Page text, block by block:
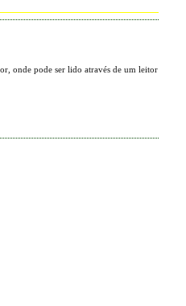
onde pode ser lido através de um leitor